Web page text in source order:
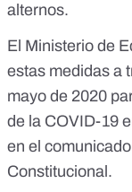
alternos.
El Ministerio de
estas medidas a
mayo de 2020
de la COVID-19
en el
Constitucional.